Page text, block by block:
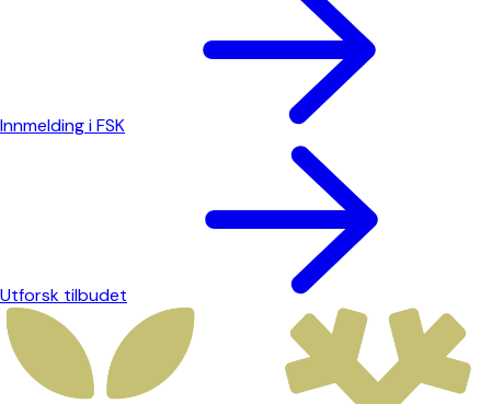
Innmelding i FSK
Utforsk tilbudet